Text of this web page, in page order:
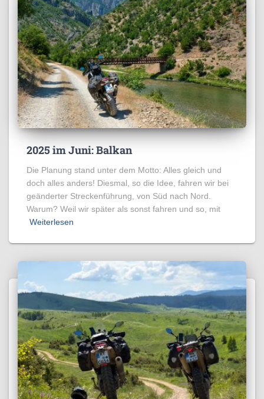
2025 im Juni: Balkan
Die Planung stand unter dem Motto: Alles gleich und
doch alles anders! Diesmal, so die Idee, fahren wir bei
geänderter Streckenführung, von Süd nach Nord.
Warum? Weil wir später als sonst fahren und so, mit
Weiterlesen